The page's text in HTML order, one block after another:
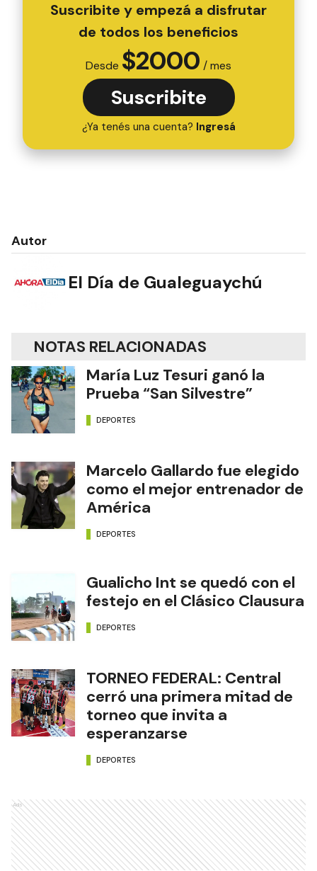
Suscribite y empezá a disfrutar
de todos los beneficios
Desde $2000 / mes
Suscribite
¿Ya tenés una cuenta? Ingresá
Autor
El Día de Gualeguaychú
NOTAS RELACIONADAS
María Luz Tesuri ganó la
Prueba “San Silvestre”
DEPORTES
Marcelo Gallardo fue elegido
como el mejor entrenador de
América
DEPORTES
Gualicho Int se quedó con el
festejo en el Clásico Clausura
DEPORTES
TORNEO FEDERAL: Central
cerró una primera mitad de
torneo que invita a
esperanzarse
DEPORTES
Ads